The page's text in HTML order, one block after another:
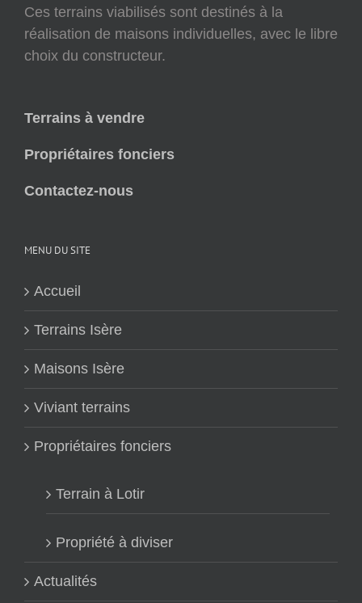
Ces terrains viabilisés sont destinés à la
réalisation de maisons individuelles, avec le libre
choix du constructeur.
Terrains à vendre
Propriétaires fonciers
Contactez-nous
MENU DU SITE
Accueil
Terrains Isère
Maisons Isère
Viviant terrains
Propriétaires fonciers
Terrain à Lotir
Propriété à diviser
Actualités